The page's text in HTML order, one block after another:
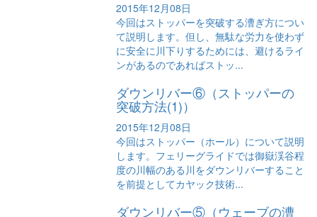
2015年12月08日
今回はストッパーを突破する漕ぎ方につい
て説明します。但し、無駄な労力を使わず
に安全に川下りするためには、避けるライ
ンがあるのであればストッ...
ダウンリバー⑥（ストッパーの
突破方法(1)）
2015年12月08日
今回はストッパー（ホール）について説明
します。フェリーグライドでは御嶽渓谷程
度の川幅のある川をダウンリバーすること
を前提としてカヤック技術...
ダウンリバー⑤（ウェーブの漕